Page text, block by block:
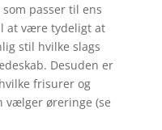
passer til ens
at være tydeligt at
stil hvilke slags
Desuden er
frisurer og
vælger øreringe (se